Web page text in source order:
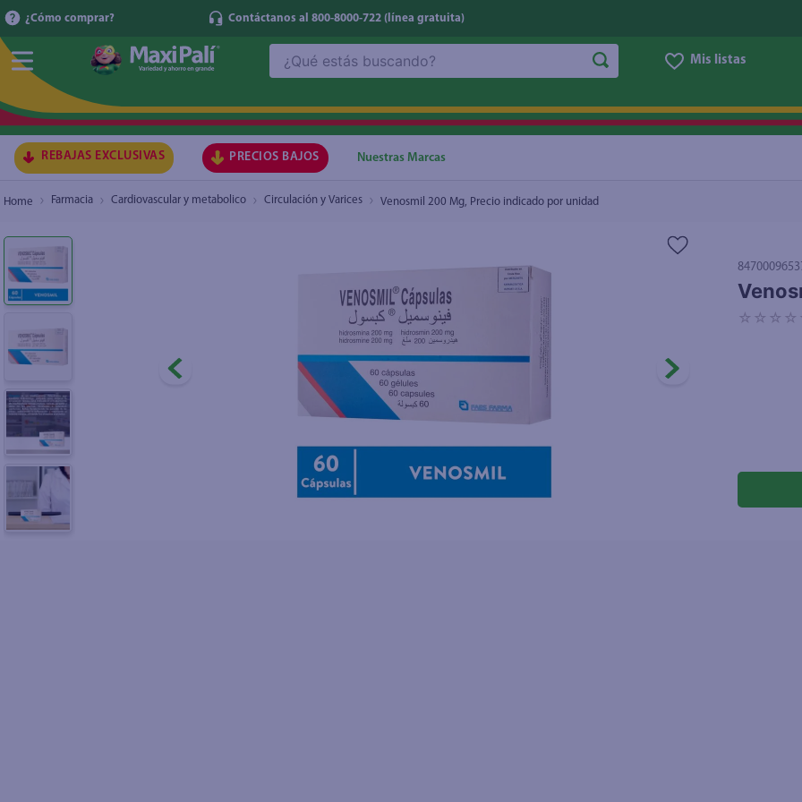
¿Cómo comprar? Contáctanos al 800-8000-722 (línea gratuita)
Mis listas
REBAJAS EXCLUSIVAS PRECIOS BAJOS Nuestras Marcas
Farmacia Cardiovascular y metabolico Circulación y Varices Venosmil 200 Mg, Precio indicado por unidad
☆ ☆ ☆ ☆
Venosmil 200 Mg, Precio indicado por unidad
1.
maggi
2.
leche
7 .
atun
8.
aceite
9.
azucar
frijoles